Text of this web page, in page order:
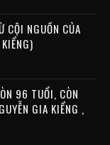
CỘI NGUỒN CỦA
96 TUỔI, CÒN
GIA KIỂNG ,